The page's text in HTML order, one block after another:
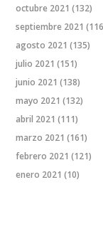
octubre 2021 (132)
septiembre 2021
agosto 2021 (135)
julio 2021 (151)
junio 2021 (138)
mayo 2021 (132)
abril 2021 (111)
marzo 2021 (161)
febrero 2021 (121)
enero 2021 (10)